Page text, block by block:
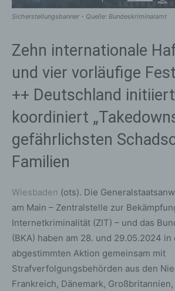
Sicherstellungsbanner - Quelle: Bundeskriminalamt
Zehn internationale
und vier vorläufige
++ Deutschland
koordiniert
gefährlichsten
Familien
Wiesbaden (ots). Die
am Main – Zentralstelle zur
Internetkriminalität (ZIT) – und das
(BKA) haben am 28. und 29.05.2024
abgestimmten Aktion gemeinsam mit
Strafverfolgungsbehörden aus den
Frankreich, Dänemark,